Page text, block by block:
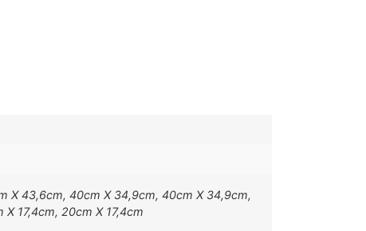
X 43,6cm, 40cm X 34,9cm, 40cm X 34,9cm,
17,4cm, 20cm X 17,4cm